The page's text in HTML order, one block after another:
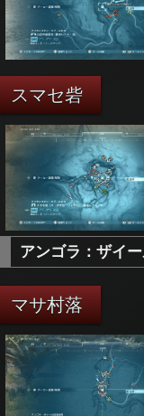
スマセ砦
アンゴラ：ザイ
マサ村落